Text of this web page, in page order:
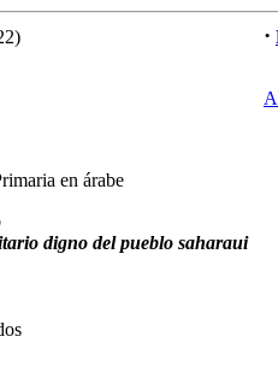
·
en árabe
digno del pueblo saharaui